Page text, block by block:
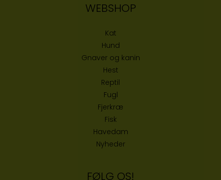
WEBSHOP
Kat
Hund
Gnaver og kanin
Hest
Reptil
Fugl
Fjerkræ
Fisk
Havedam
Nyheder
FØLG OS!